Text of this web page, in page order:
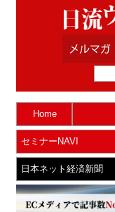
Home
セミナーNAVI
日本ネット経済新聞